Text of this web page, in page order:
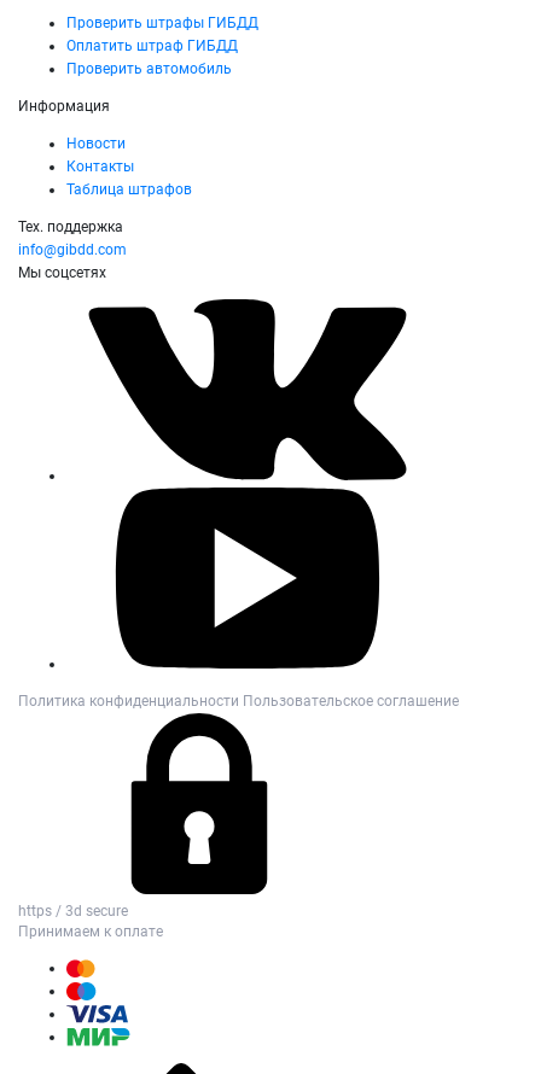
Проверить штрафы ГИБДД
Оплатить штраф ГИБДД
Проверить автомобиль
Информация
Новости
Контакты
Таблица штрафов
Тех. поддержка
info@gibdd.com
Мы соцсетях
Политика конфиденциальности Пользовательское соглашение
https / 3d secure
Принимаем к оплате